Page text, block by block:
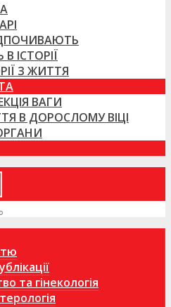
В ІСТОРІЇ
З ЖИТТЯ
ВАГИ
В ДОРОСЛОМУ ВІЦІ
та гінекологія